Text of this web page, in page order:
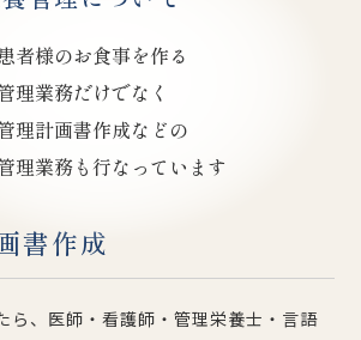
者様のお食事を作る
理業務だけでなく
理計画書作成などの
理業務も行なっています
書作成
ら、医師・看護師・管理栄養士・言語